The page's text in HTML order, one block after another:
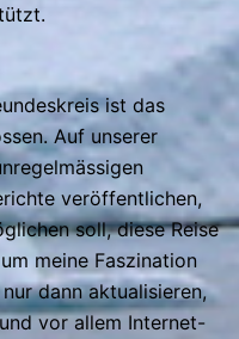
ist das
Auf unserer
veröffentlichen,
soll, diese Reise
meine Faszination
dann aktualisieren,
vor allem Internet-